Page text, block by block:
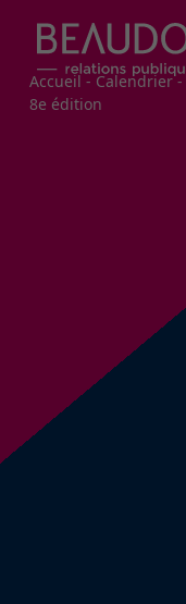
Fil d'Ariane
Accueil-Calendrier-
8e édition